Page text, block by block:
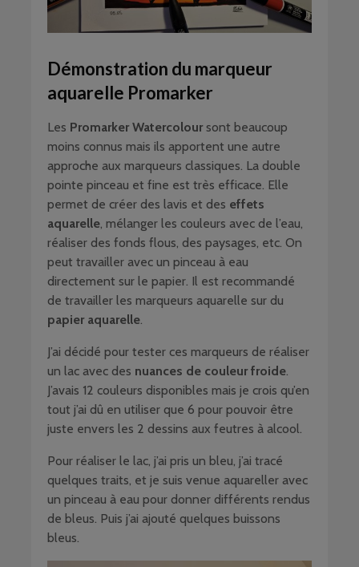
Démonstration du marqueur
aquarelle Promarker
Les Promarker Watercoloursont beaucoup
moins connus mais ils apportent une autre
approche aux marqueurs classiques. La double
pointe pinceau et fine est très efficace. Elle
permet de créer des lavis et des effets
aquarelle , mélanger les couleurs avec de l’eau,
réaliser des fonds flous, des paysages, etc. On
peut travailler avec un pinceau à eau
directement sur le papier. Il est recommandé
de travailler les marqueurs aquarelle sur du
papier aquarelle
J’ai décidé pour tester ces marqueurs de réaliser
un lac avec des nuances de couleur froide
J’avais 12 couleurs disponibles mais je crois qu’en
tout j’ai dû en utiliser que 6 pour pouvoir être
juste envers les 2 dessins aux feutres à alcool.
Pour réaliser le lac, j’ai pris un bleu, j’ai tracé
quelques traits, et je suis venue aquareller avec
un pinceau à eau pour donner différents rendus
de bleus. Puis j’ai ajouté quelques buissons
bleus.